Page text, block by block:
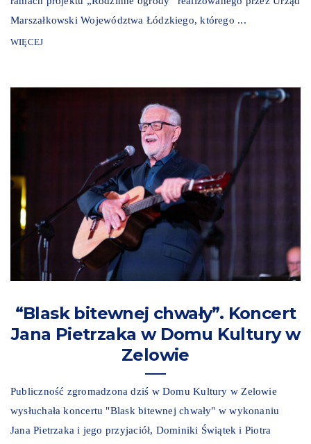
Marszałkowski Województwa Łódzkiego, którego ...
WIĘCEJ
“Blask bitewnej chwały”. Koncert
Jana Pietrzaka w Domu Kultury w
Zelowie
Publiczność zgromadzona dziś w Domu Kultury w Zelowie
wysłuchała koncertu "Blask bitewnej chwały" w wykonaniu
Jana Pietrzaka i jego przyjaciół, Dominiki Świątek i Piotra